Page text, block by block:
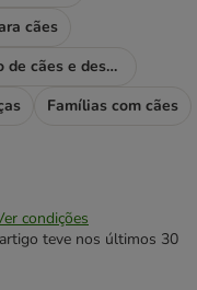
cães
Adestramento de cães e desporto
Famílias com cães
condições
teve nos últimos 30